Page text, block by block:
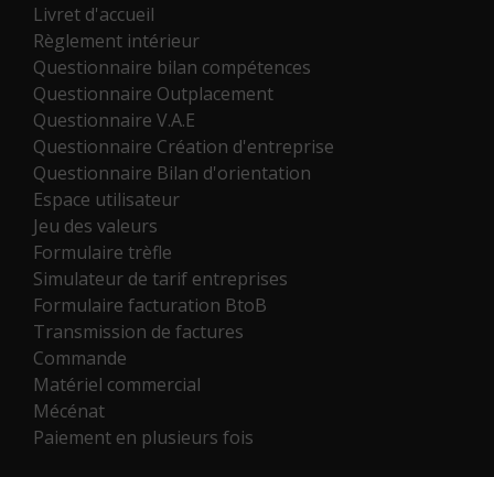
Livret d'accueil
Règlement intérieur
Questionnaire bilan compétences
Questionnaire Outplacement
Questionnaire V.A.E
Questionnaire Création d'entreprise
Questionnaire Bilan d'orientation
Espace utilisateur
Jeu des valeurs
Formulaire trèfle
Simulateur de tarif entreprises
Formulaire facturation BtoB
Transmission de factures
Commande
Matériel commercial
Mécénat
Paiement en plusieurs fois